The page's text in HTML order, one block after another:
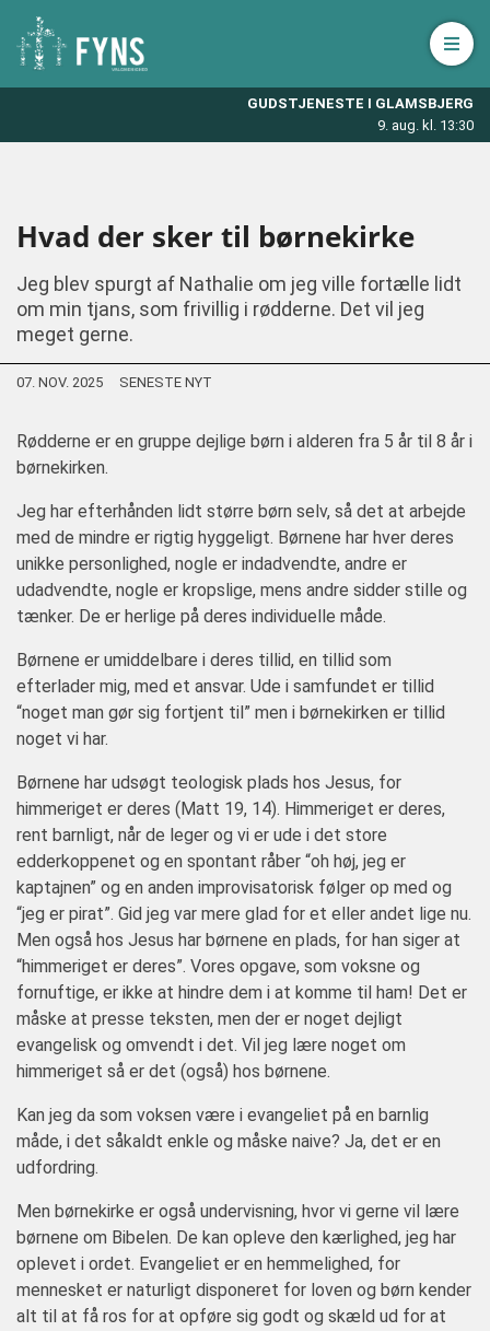
GUDSTJENESTE I GLAMSBJERG
9. aug. kl. 13:30
Åbn
Hvad der sker til børnekirke
Jeg blev spurgt af Nathalie om jeg ville fortælle lidt
om min tjans, som frivillig i rødderne. Det vil jeg
meget gerne.
07. NOV. 2025 SENESTE NYT
Rødderne er en gruppe dejlige børn i alderen fra 5 år til 8 år i
børnekirken.
Jeg har efterhånden lidt større børn selv, så det at arbejde
med de mindre er rigtig hyggeligt. Børnene har hver deres
unikke personlighed, nogle er indadvendte, andre er
udadvendte, nogle er kropslige, mens andre sidder stille og
tænker. De er herlige på deres individuelle måde.
Børnene er umiddelbare i deres tillid, en tillid som
efterlader mig, med et ansvar. Ude i samfundet er tillid
“noget man gør sig fortjent til” men i børnekirken er tillid
noget vi har.
Børnene har udsøgt teologisk plads hos Jesus, for
himmeriget er deres (Matt 19, 14). Himmeriget er deres,
rent barnligt, når de leger og vi er ude i det store
edderkoppenet og en spontant råber “oh høj, jeg er
kaptajnen” og en anden improvisatorisk følger op med og
“jeg er pirat”. Gid jeg var mere glad for et eller andet lige nu.
Men også hos Jesus har børnene en plads, for han siger at
“himmeriget er deres”. Vores opgave, som voksne og
fornuftige, er ikke at hindre dem i at komme til ham! Det er
måske at presse teksten, men der er noget dejligt
evangelisk og omvendt i det. Vil jeg lære noget om
himmeriget så er det (også) hos børnene.
Kan jeg da som voksen være i evangeliet på en barnlig
måde, i det såkaldt enkle og måske naive? Ja, det er en
udfordring.
Men børnekirke er også undervisning, hvor vi gerne vil lære
børnene om Bibelen. De kan opleve den kærlighed, jeg har
oplevet i ordet. Evangeliet er en hemmelighed, for
mennesket er naturligt disponeret for loven og børn kender
alt til at få ros for at opføre sig godt og skæld ud for at